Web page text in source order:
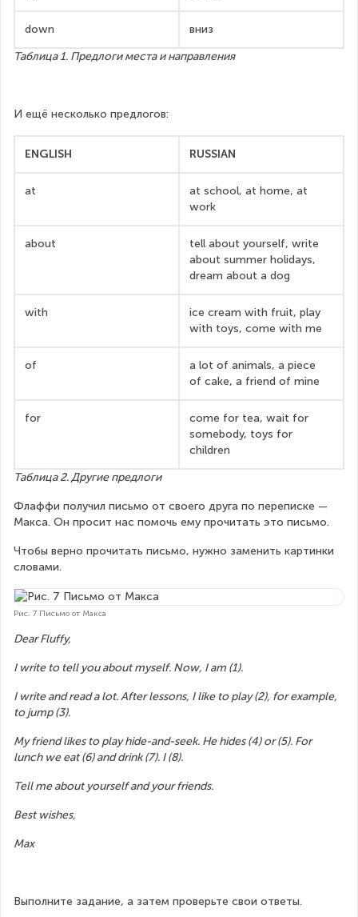
down
вниз
Таблица 1. Предлоги места и направления
И ещё несколько предлогов:
ENGLISH RUSSIAN
at
at school, at home, at
work
about
tell about yourself, write
about summer holidays,
dream about a dog
with
ice cream with fruit, play
with toys, come with me
of
a lot of animals, a piece
of cake, a friend of mine
for
come for tea, wait for
somebody, toys for
children
Таблица 2. Другие предлоги
Флаффи получил письмо от своего друга по переписке —
Макса. Он просит нас помочь ему прочитать это письмо.
Чтобы верно прочитать письмо, нужно заменить картинки
словами.
Рис. 7 Письмо от Макса
Dear Fluffy,
I write to tell you about myself. Now, I am (1).
I write and read a lot. After lessons, I like to play (2), for example,
to jump (3).
My friend likes to play hide-and-seek. He hides (4) or (5). For
lunch we eat (6) and drink (7). I (8).
Tell me about yourself and your friends.
Best wishes,
Max
Выполните задание, а затем проверьте свои ответы.